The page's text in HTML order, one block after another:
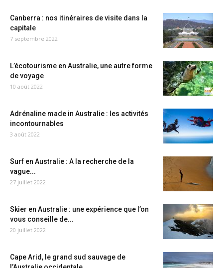
Canberra : nos itinéraires de visite dans la
capitale
7 septembre 2022
L’écotourisme en Australie, une autre forme
de voyage
10 août 2022
Adrénaline made in Australie : les activités
incontournables
3 août 2022
Surf en Australie : A la recherche de la
vague...
27 juillet 2022
Skier en Australie : une expérience que l’on
vous conseille de...
20 juillet 2022
Cape Arid, le grand sud sauvage de